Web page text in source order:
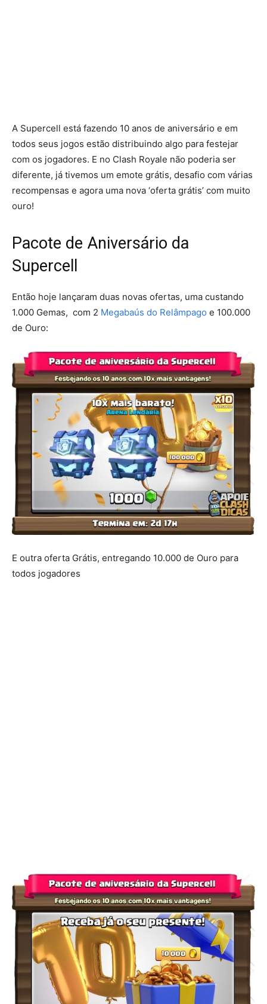
A Supercell está fazendo 10 anos de aniversário e em
todos seus jogos estão distribuindo algo para festejar
com os jogadores. E no Clash Royale não poderia ser
diferente, já tivemos um emote grátis, desafio com várias
recompensas e agora uma nova ‘oferta grátis’ com muito
ouro!
Pacote de Aniversário da
Supercell
Então hoje lançaram duas novas ofertas, uma custando
1.000 Gemas, com 2 Megabaús do Relâmpago e 100.000
de Ouro:
E outra oferta Grátis, entregando 10.000 de Ouro para
todos jogadores